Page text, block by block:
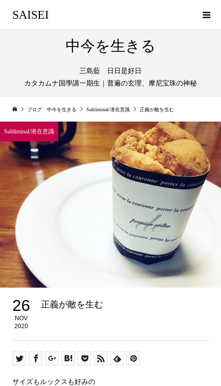
SAISEI
中今を生きる
三島藍 日日是好日
カタカムナ国學講一期生｜普遍の玄理、摩尼宝珠の神秘
ブログ 中今を生きる Subliminal/潜在意識 正義が敵を生む
Subliminal/潜在意識
26
NOV
2020
正義が敵を生む
サイズもルックスも好みの